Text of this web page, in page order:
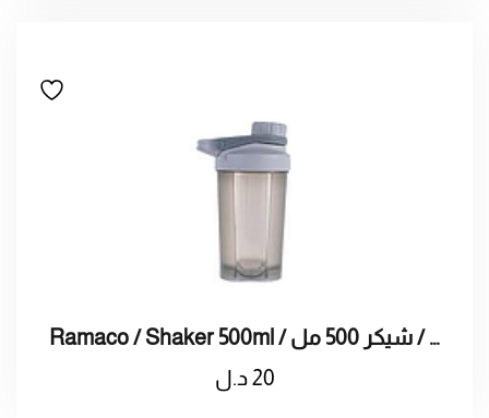
Ramaco / Shaker 500ml / راماكو / شيكر 500 مل
20 د.ل